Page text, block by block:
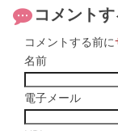
コメントす
コメントする前に
名前
電子メール